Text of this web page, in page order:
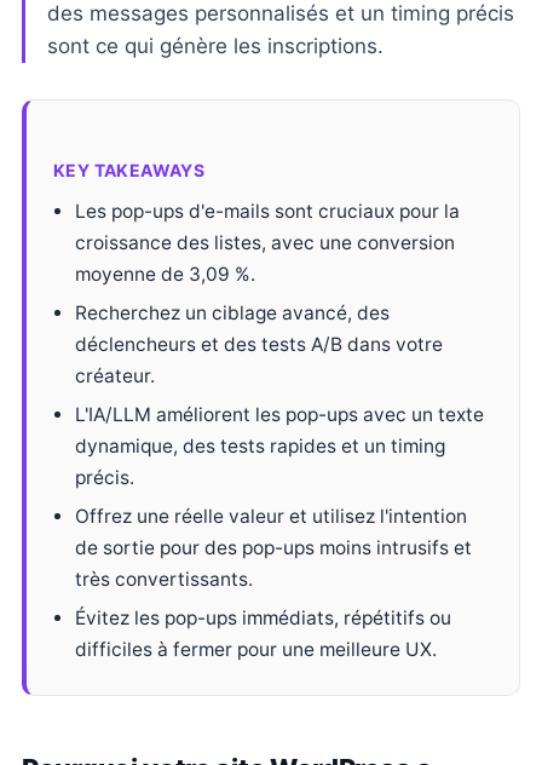
des messages personnalisés et un timing précis
sont ce qui génère les inscriptions.
KEY TAKEAWAYS
Les pop-ups d'e-mails sont cruciaux pour la
croissance des listes, avec une conversion
moyenne de 3,09 %.
Recherchez un ciblage avancé, des
déclencheurs et des tests A/B dans votre
créateur.
L'IA/LLM améliorent les pop-ups avec un texte
dynamique, des tests rapides et un timing
précis.
Offrez une réelle valeur et utilisez l'intention
de sortie pour des pop-ups moins intrusifs et
très convertissants.
Évitez les pop-ups immédiats, répétitifs ou
difficiles à fermer pour une meilleure UX.